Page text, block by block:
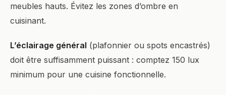
meubles hauts. Évitez les zones d’ombre en
cuisinant.
L’éclairage général (plafonnier ou spots encastrés)
doit être suffisamment puissant : comptez 150 lux
minimum pour une cuisine fonctionnelle.